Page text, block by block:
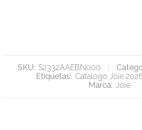
SKU: S2332AAEBN000
Etiquetas: Catalogo Joie
Marca: Joie